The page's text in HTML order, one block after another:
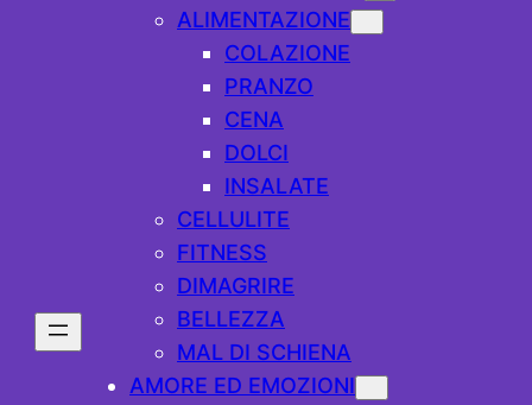
ALIMENTAZIONE
COLAZIONE
PRANZO
CENA
DOLCI
INSALATE
CELLULITE
FITNESS
DIMAGRIRE
BELLEZZA
MAL DI SCHIENA
AMORE ED EMOZIONI